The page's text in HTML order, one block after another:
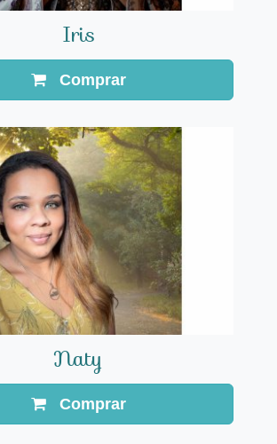
Iris
Comprar
Naty
Comprar